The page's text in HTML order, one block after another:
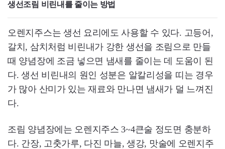
생선조림 비린내를 줄이는 방법
오렌지주스는 생선 요리에도 사용할 수 있다. 고등어,
갈치, 삼치처럼 비린내가 강한 생선을 조림으로 만들
때 양념장에 조금 넣으면 냄새를 줄이는 데 도움이 된
다. 생선 비린내의 원인 성분은 알칼리성을 띠는 경우
가 많아 산미가 있는 재료와 만나면 냄새가 덜 느껴진
다.
조림 양념장에는 오렌지주스 3~4큰술 정도면 충분하
다. 간장, 고춧가루, 다진 마늘, 생강, 맛술에 오렌지주